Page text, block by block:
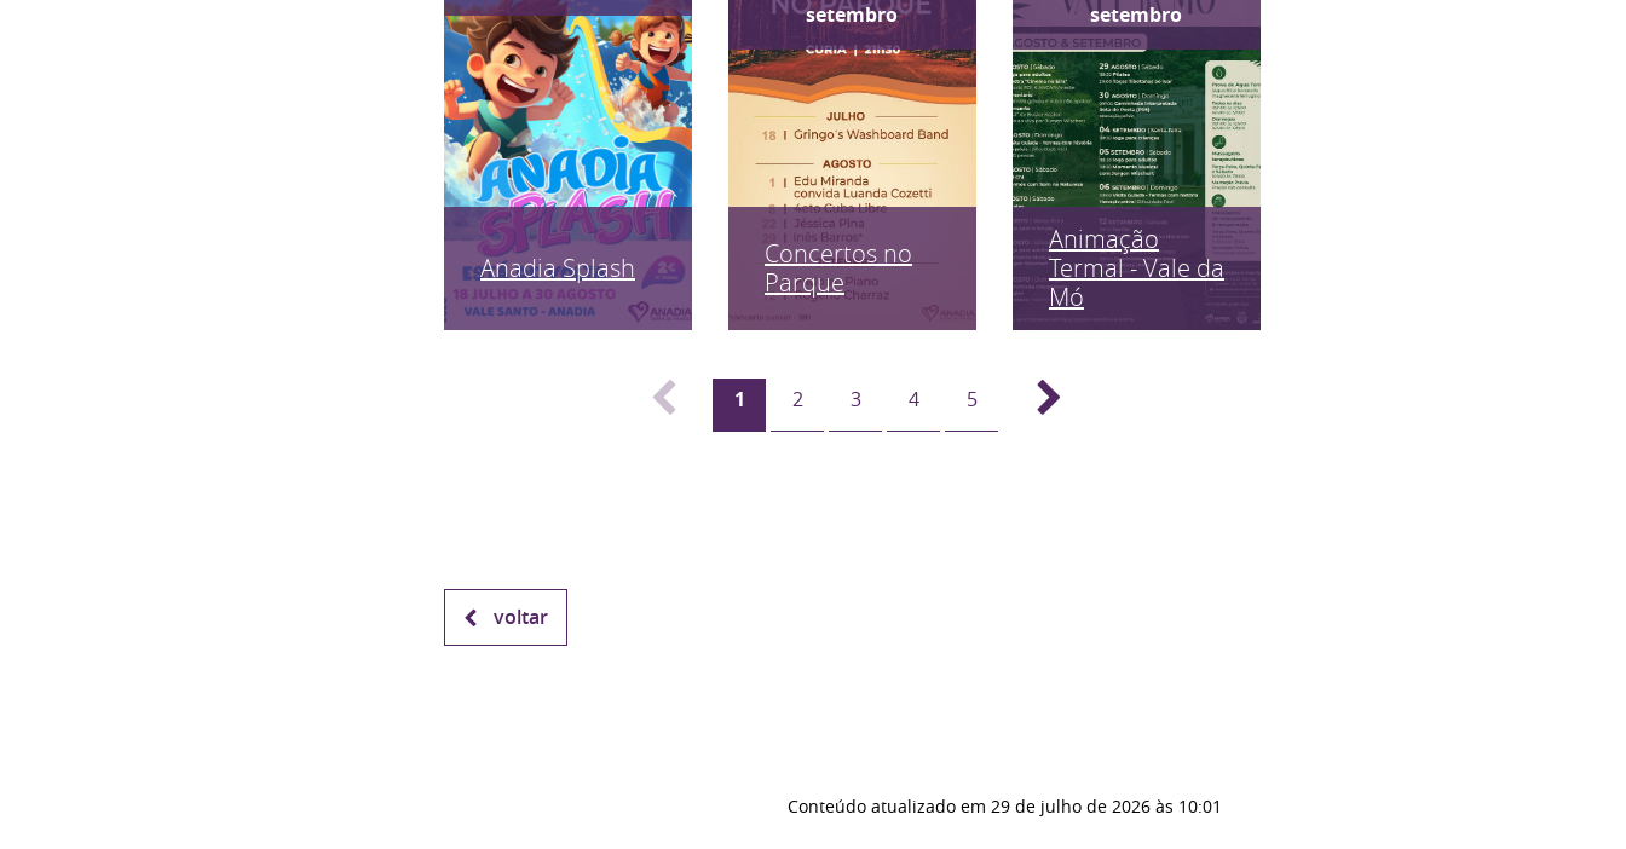
Anadia Splash
setembro
Concertos no
Parque
setembro
Animação
Termal - Vale da
Mó
1 2 3 4 5
voltar
Conteúdo atualizado em 29 de julho de 2026 às 10:01